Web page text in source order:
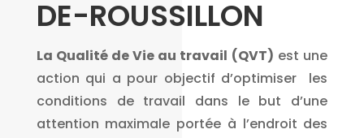
DE-ROUSSILLON
La Qualité de Vie au travail (QVT) est une
action qui a pour objectif d’optimiser les
conditions de travail dans le but d’une
attention maximale portée à l’endroit des